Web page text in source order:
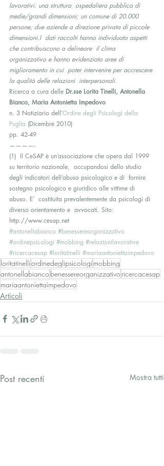
lavorativi: una struttura  ospedaliera pubblica di
medie/grandi dimensioni; un comune di 20.000
persone; due aziende a direzione privata di piccole
dimensioni.I  dati raccolti hanno individuato aspetti
che contribuiscono a delineare  il clima
organizzativo e hanno evidenziato aree di
miglioramento in cui  poter intervenire per accrescere
la qualità delle relazioni  interpersonali.
Ricerca a cura delle Dr.sse Lorita Tinelli, Antonella
Bianco, Maria Antonietta Impedovo
n. 3 Notiziario dell’Ordine degli Psicologi della
Puglia (Dicembre 2010)
pp. 42-49
————-
(1)  Il CeSAP è un’associazione che opera dal 1999
su territorio nazionale,  occupandosi dello studio
degli indicatori dell’abuso psicologico e di  fornire
sostegno psicologico e giuridico alle vittime di
abuso. E’  costituita prevalentemente da psicologi di
diverso orientamento e  avvocati. Sito:
http://www.cesap.net
#antonellabianco #benessereorganizzativo
#ordinepsicologi #mobbing #relazionilavorative
#ricercacesap #loritatinelli #mariaantoniettaimpedovo
loritatinelliordinedeglipsicologi mobbing
antonellabianco benessereorganizzativo ricercacesap
mariaantoniettaimpedovo
Articoli
Post recenti Mostra tutti